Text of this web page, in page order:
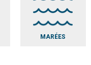
MARÉES